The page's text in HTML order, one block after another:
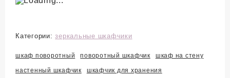
Категории:зеркальные шкафчики
шкаф поворотный поворотный шкафчик шкаф на стену
настенный шкафчик шкафчик для хранения